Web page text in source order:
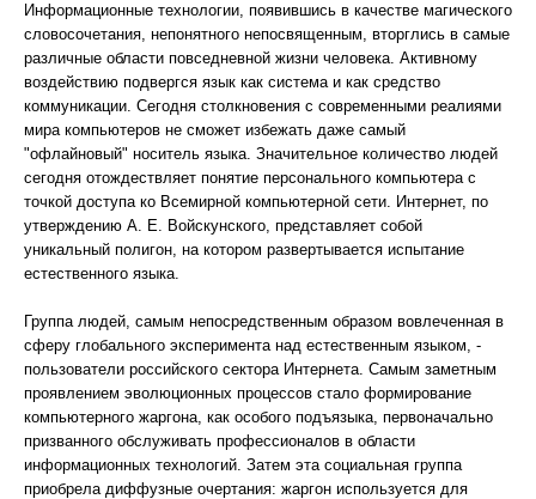
Информационные технологии, появившись в качестве магического
словосочетания, непонятного непосвященным, вторглись в самые
различные области повседневной жизни человека. Активному
воздействию подвергся язык как система и как средство
коммуникации. Сегодня столкновения с современными реалиями
мира компьютеров не сможет избежать даже самый
"офлайновый" носитель языка. Значительное количество людей
сегодня отождествляет понятие персонального компьютера с
точкой доступа ко Всемирной компьютерной сети. Интернет, по
утверждению А. Е. Войскунского, представляет собой
уникальный полигон, на котором развертывается испытание
естественного языка.
Группа людей, самым непосредственным образом вовлеченная в
сферу глобального эксперимента над естественным языком, -
пользователи российского сектора Интернета. Самым заметным
проявлением эволюционных процессов стало формирование
компьютерного жаргона, как особого подъязыка, первоначально
призванного обслуживать профессионалов в области
информационных технологий. Затем эта социальная группа
приобрела диффузные очертания: жаргон используется для